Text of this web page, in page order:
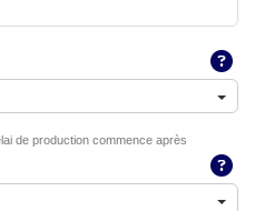
de production commence après